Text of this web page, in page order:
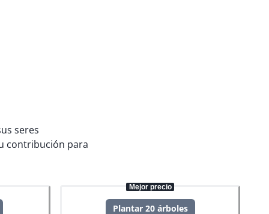
seres
contribución para
Mejor precio
Plantar 20 árboles